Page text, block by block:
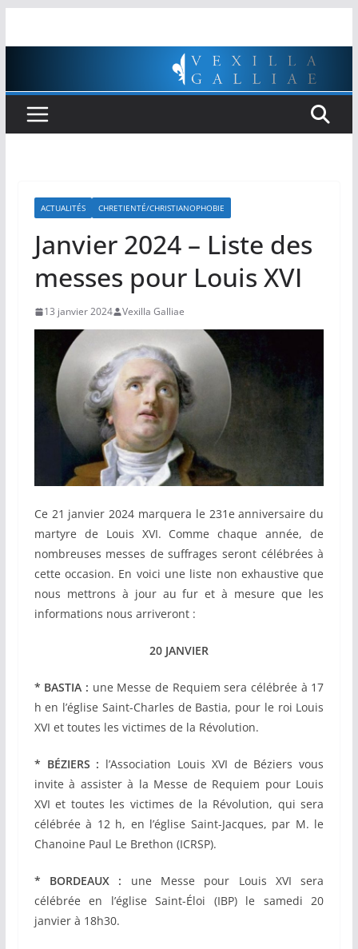
ACTUALITÉS CHRETIENTÉ/CHRISTIANOPHOBIE
Janvier 2024 – Liste des
messes pour Louis XVI
13 janvier 2024 Vexilla Galliae
Ce 21 janvier 2024 marquera le 231e anniversaire du
martyre de Louis XVI. Comme chaque année, de
nombreuses messes de suffrages seront célébrées à
cette occasion. En voici une liste non exhaustive que
nous mettrons à jour au fur et à mesure que les
informations nous arriveront :
20 JANVIER
* BASTIA : une Messe de Requiem sera célébrée à 17
h en l’église Saint-Charles de Bastia, pour le roi Louis
XVI et toutes les victimes de la Révolution.
* BÉZIERS : l’Association Louis XVI de Béziers vous
invite à assister à la Messe de Requiem pour Louis
XVI et toutes les victimes de la Révolution, qui sera
célébrée à 12 h, en l’église Saint-Jacques, par M. le
Chanoine Paul Le Brethon (ICRSP).
* BORDEAUX : une Messe pour Louis XVI sera
célébrée en l’église Saint-Éloi (IBP) le samedi 20
janvier à 18h30.